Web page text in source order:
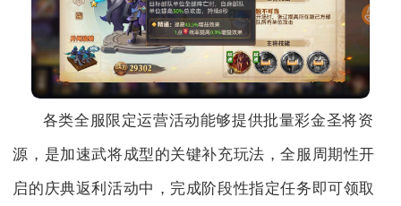
各类全服限定运营活动能够提供批量彩金圣将资
源，是加速武将成型的关键补充玩法，全服周期性开
启的庆典返利活动中，完成阶段性指定任务即可领取